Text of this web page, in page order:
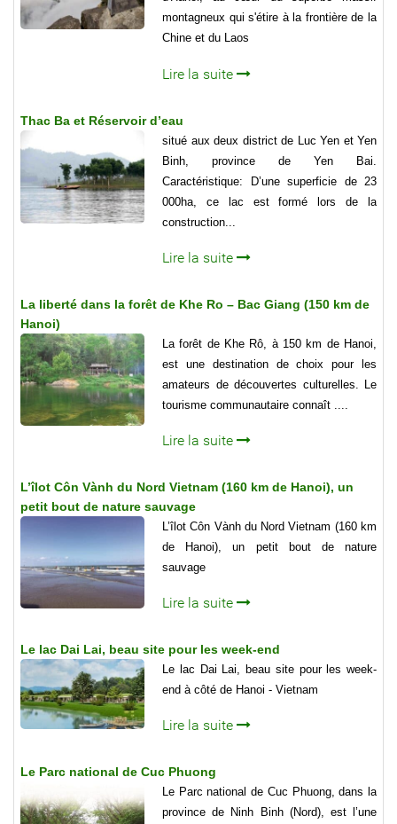
montagneux qui s'étire à la frontière de la
Chine et du Laos
Lire la suite
Thac Ba et Réservoir d’eau
situé aux deux district de Luc Yen et Yen
Binh, province de Yen Bai.
Caractéristique: D’une superficie de 23
000ha, ce lac est formé lors de la
construction...
Lire la suite
La liberté dans la forêt de Khe Ro – Bac Giang (150 km de
Hanoi)
La forêt de Khe Rô, à 150 km de Hanoi,
est une destination de choix pour les
amateurs de découvertes culturelles. Le
tourisme communautaire connaît ....
Lire la suite
L’îlot Côn Vành du Nord Vietnam (160 km de Hanoi), un
petit bout de nature sauvage
L’îlot Côn Vành du Nord Vietnam (160 km
de Hanoi), un petit bout de nature
sauvage
Lire la suite
Le lac Dai Lai, beau site pour les week-end
Le lac Dai Lai, beau site pour les week-
end à côté de Hanoi - Vietnam
Lire la suite
Le Parc national de Cuc Phuong
Le Parc national de Cuc Phuong, dans la
province de Ninh Binh (Nord), est l’une